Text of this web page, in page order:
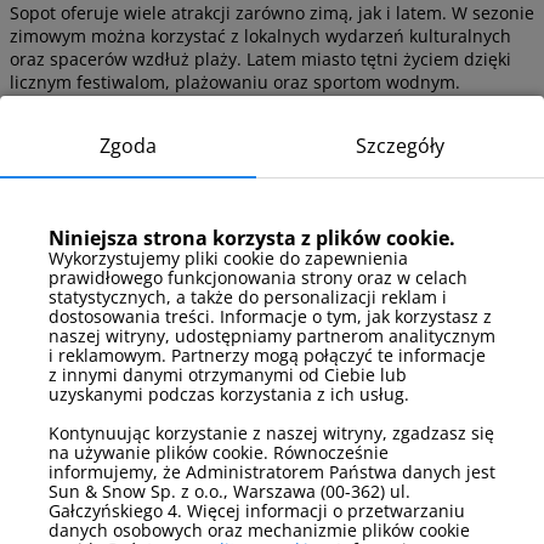
Sopot oferuje wiele atrakcji zarówno zimą, jak i latem. W sezonie
zimowym można korzystać z lokalnych wydarzeń kulturalnych
oraz spacerów wzdłuż plaży. Latem miasto tętni życiem dzięki
licznym festiwalom, plażowaniu oraz sportom wodnym.
Co warto zrobić w Sopocie zimą?
Uczestnictwo w lokalnych wydarzeniach
kulturalnych
Co warto zrobić w Sopocie latem?
Relaks na plaży i kąpiele morskie
Wypożyczenie rowerów i korzystanie ze ścieżek
rowerowych
plenerowych
Zasady panujące w obiekcie
Zgoda Szczegóły
Niniejsza strona korzysta z plików cookie.
Wykorzystujemy pliki cookie do zapewnienia
prawidłowego funkcjonowania strony oraz w celach
statystycznych, a także do personalizacji reklam i
dostosowania treści. Informacje o tym, jak korzystasz z
naszej witryny, udostępniamy partnerom analitycznym
i reklamowym. Partnerzy mogą połączyć te informacje
z innymi danymi otrzymanymi od Ciebie lub
uzyskanymi podczas korzystania z ich usług.
Kontynuując korzystanie z naszej witryny, zgadzasz się
na używanie plików cookie. Równocześnie
informujemy, że Administratorem Państwa danych jest
Sun & Snow Sp. z o.o., Warszawa (00-362) ul.
Gałczyńskiego 4. Więcej informacji o przetwarzaniu
danych osobowych oraz mechanizmie plików cookie